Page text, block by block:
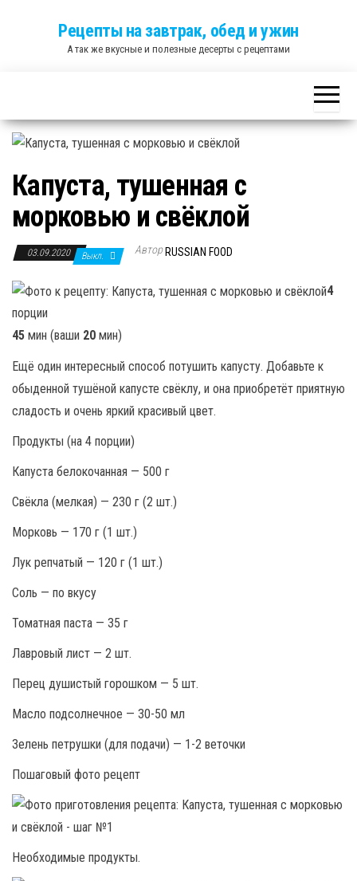
Рецепты на завтрак, обед и ужин
А так же вкусные и полезные десерты с рецептами
Капуста, тушенная с
морковью и свёклой
03.09.2020 Выкл. Автор RUSSIAN FOOD
4
порции
45 мин (ваши 20 мин)
Ещё один интересный способ потушить капусту. Добавьте к
обыденной тушёной капусте свёклу, и она приобретёт приятную
сладость и очень яркий красивый цвет.
Продукты (на 4 порции)
Капуста белокочанная — 500 г
Свёкла (мелкая) — 230 г (2 шт.)
Морковь — 170 г (1 шт.)
Лук репчатый — 120 г (1 шт.)
Соль — по вкусу
Томатная паста — 35 г
Лавровый лист — 2 шт.
Перец душистый горошком — 5 шт.
Масло подсолнечное — 30-50 мл
Зелень петрушки (для подачи) — 1-2 веточки
Пошаговый фото рецепт
Необходимые продукты.